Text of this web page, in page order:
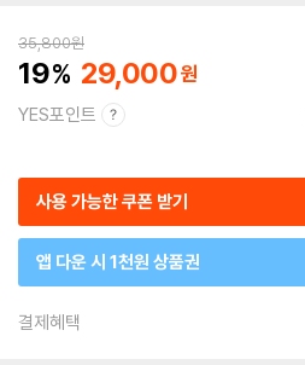
35,800원
19 29,000
YES포인트
사용 가능한 쿠폰 받기
앱 다운 시 1천원 상품권
결제혜택